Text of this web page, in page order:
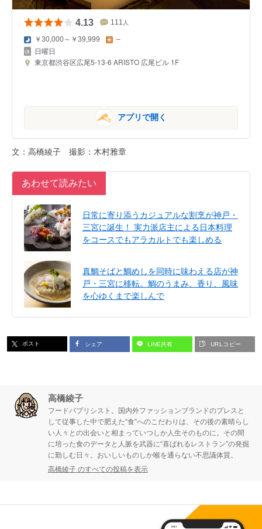
4.13 111 人
￥30,000～￥39,999 –
日曜日
東京都渋谷区広尾5-13-6 ARISTO 広尾ビル 1F
アプリで開く
文：高橋綾子 撮影：木村雅章
あわせて読みたい
日常に寄り添うカジュアルな割烹が神戸・
三宮に誕生！ 実力派店主による日本料理
をコースでもアラカルトでも楽しめる
真鯛そばと鯛めしを同時に味わえる店が神
戸・三宮に移転。鯛のうまみ、香り、風味
を心ゆくまで楽しんで
ポスト シェア LINE共有 URLコピー
高橋綾子
フードパブリシスト。国内外ファッションブランドのプレスと
して従事した中で肥えた“食”へのこだわりは、その後の素晴らし
い人々との出会いと相まっていつしか人生そのものに。その間
に培った食のデータと人脈を武器に“喜ばれるレストラン”の発掘
に勤しむ日々。おいしいものしか喉を通らない不思議体質。
高橋綾子 のすべての投稿を表示